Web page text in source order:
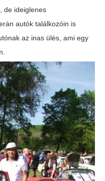
de ideiglenes
autók találkozóin is
az inas ülés, ami egy